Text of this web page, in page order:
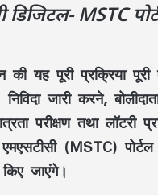
डिजिटल- MSTC
यह पूरी प्रक्रिया
निविदा जारी करने,
परीक्षणतथालॉटरी
एमएसटीसी (MSTC) पोर्टल
जाएंगे।